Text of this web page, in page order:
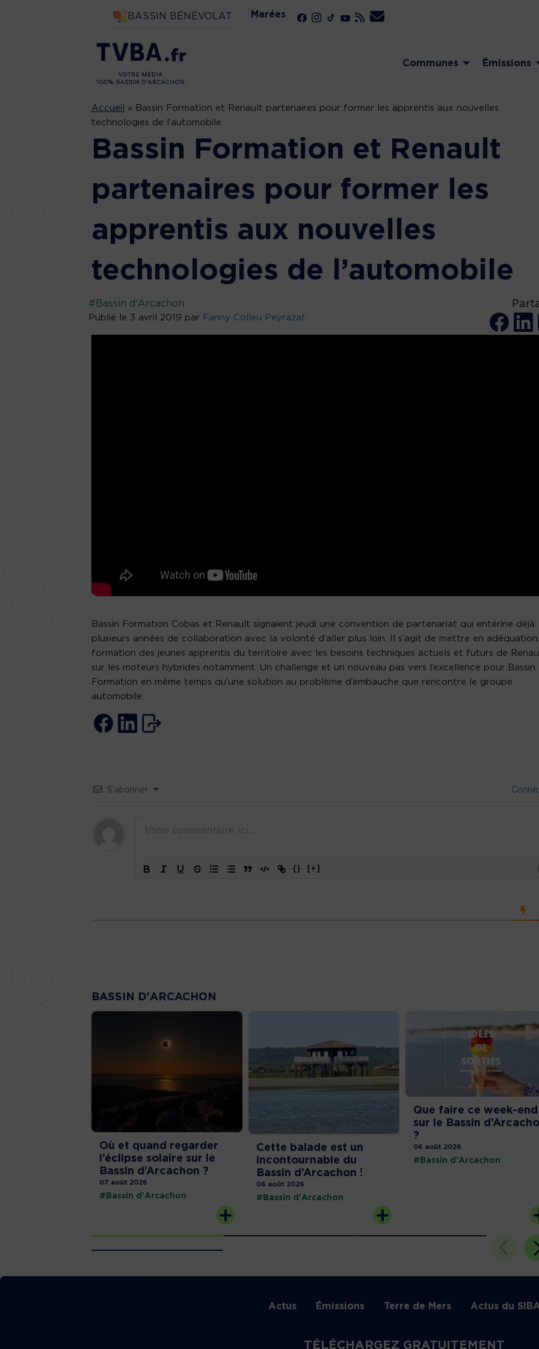
BASSIN BÉNÉVOLAT Marées
Communes Émissions
Accueil » Bassin Formation et Renault partenaires pour former les apprentis aux nouvelles
technologies de l’automobile
Bassin Formation et Renault
partenaires pour former les
apprentis aux nouvelles
technologies de l’automobile
#Bassin d'Arcachon
Publié le 3 avril 2019 par Fanny Colleu Peyrazat
Bassin Formation Cobas et Renault signaient jeudi une convention de partenariat qui entérine déjà
plusieurs années de collaboration avec la volonté d’aller plus loin. Il s’agit de mettre en adéquation
formation des jeunes apprentis du territoire avec les besoins techniques actuels et futurs de
sur les moteurs hybrides notamment. Un challenge et un nouveau pas vers l’excellence pour Bassin
Formation en même temps qu’une solution au problème d’embauche que rencontre le groupe
automobile.
S’abonner
{} [+]
BASSIN D'ARCACHON
Où et quand regarder
l’éclipse solaire sur le
Bassin d’Arcachon ?
07 août 2026
#Bassin d'Arcachon
Cette balade est un
incontournable du
Bassin d’Arcachon !
06 août 2026
#Bassin d'Arcachon
Que faire ce week-end
sur le Bassin
?
06 août 2026
#Bassin d'Arcachon
Actus Émissions Terre de Mers Actus du
TÉLÉCHARGEZ GRATUITEMENT